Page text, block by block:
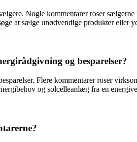
Nogle kommentarer roser
at sælge unødvendige produkter eller
og besparelser?
Flere kommentarer roser
og solcelleanlæg fra en